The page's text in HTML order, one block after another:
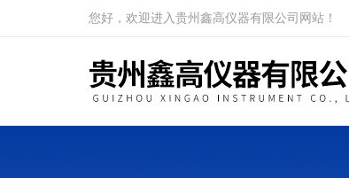
您好，欢迎进入贵州鑫高仪器有限公司网站！